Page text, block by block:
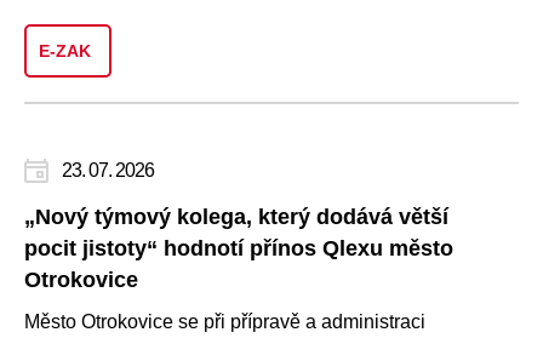
E-ZAK
23. 07. 2026
„Nový týmový kolega, který dodává větší
pocit jistoty“ hodnotí přínos Qlexu město
Otrokovice
Město Otrokovice se při přípravě a administraci